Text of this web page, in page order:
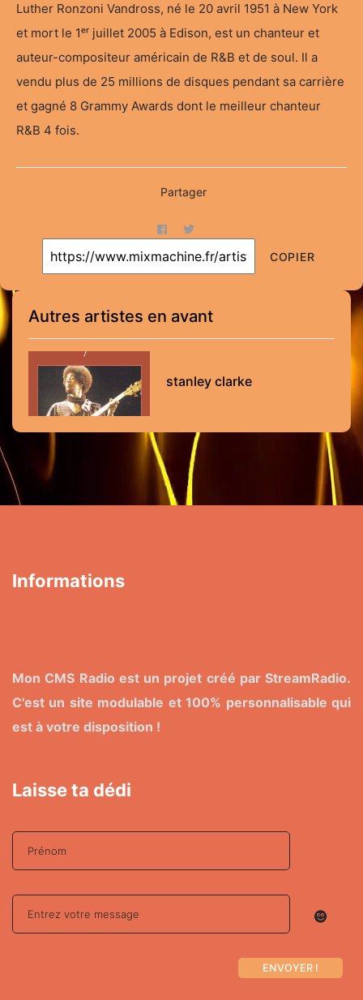
Luther Ronzoni Vandross, né le 20 avril 1951 à New York
et mort le 1ᵉʳ juillet 2005 à Edison, est un chanteur et
auteur-compositeur américain de R&B et de soul. Il a
vendu plus de 25 millions de disques pendant sa carrière
et gagné 8 Grammy Awards dont le meilleur chanteur
R&B 4 fois.
Partager
COPIER
Autres artistes en avant
stanley clarke
Informations
Mon CMS Radio est un projet créé par StreamRadio.
C'est un site modulable et 100% personnalisable qui
est à votre disposition !
Laisse ta dédi